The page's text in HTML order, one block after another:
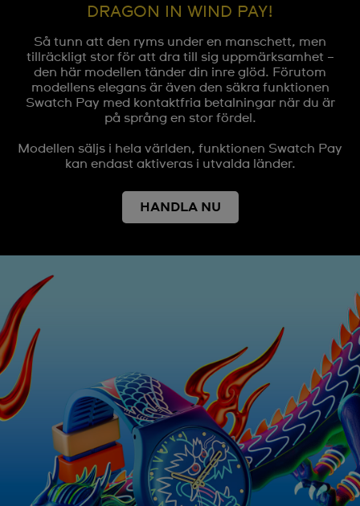
DRAGON IN WIND PAY!
Så tunn att den ryms under en manschett, men
tillräckligt stor för att dra till sig uppmärksamhet –
den här modellen tänder din inre glöd. Förutom
modellens elegans är även den säkra funktionen
Swatch Pay med kontaktfria betalningar när du är
på språng en stor fördel.
Modellen säljs i hela världen, funktionen Swatch Pay
kan endast aktiveras i utvalda länder.
HANDLA NU